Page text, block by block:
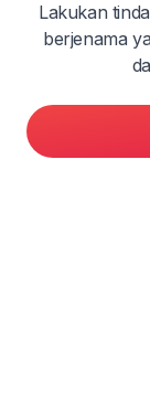
Lakukan
berjenama